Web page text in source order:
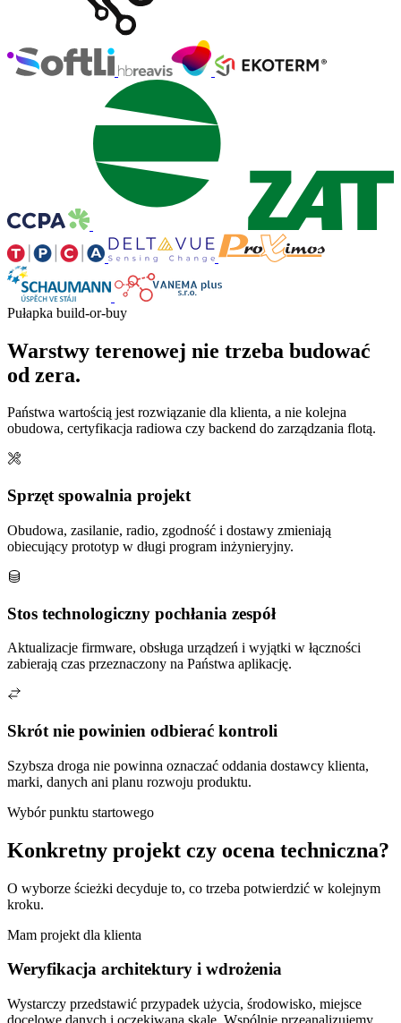
Pułapka build-or-buy
Warstwy terenowej nie trzeba budować
od zera.
Państwa wartością jest rozwiązanie dla klienta, a nie kolejna
obudowa, certyfikacja radiowa czy backend do zarządzania flotą.
Sprzęt spowalnia projekt
Obudowa, zasilanie, radio, zgodność i dostawy zmieniają
obiecujący prototyp w długi program inżynieryjny.
Stos technologiczny pochłania zespół
Aktualizacje firmware, obsługa urządzeń i wyjątki w łączności
zabierają czas przeznaczony na Państwa aplikację.
Skrót nie powinien odbierać kontroli
Szybsza droga nie powinna oznaczać oddania dostawcy klienta,
marki, danych ani planu rozwoju produktu.
Wybór punktu startowego
Konkretny projekt czy ocena techniczna?
O wyborze ścieżki decyduje to, co trzeba potwierdzić w kolejnym
kroku.
Mam projekt dla klienta
Weryfikacja architektury i wdrożenia
Wystarczy przedstawić przypadek użycia, środowisko, miejsce
docelowe danych i oczekiwaną skalę. Wspólnie przeanalizujemy